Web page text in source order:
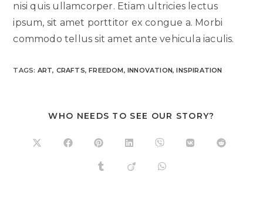
nisi quis ullamcorper. Etiam ultricies lectus
ipsum, sit amet porttitor ex congue a. Morbi
commodo tellus sit amet ante vehicula iaculis.
TAGS: ART, CRAFTS, FREEDOM, INNOVATION, INSPIRATION
WHO NEEDS TO SEE OUR STORY?
Öffnet Öffnet Öffnet
einem
neuen
Öffnet
einem
neuen
Öffnet
einem
neuen
Öffnet Öffnet
Öffnet Öffnet Öffnet